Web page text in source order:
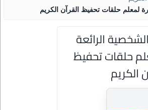
لمعلم حلقات تحفيظ القرآن الكريم
الرائعة
حلقات تحفيظ
الكريم